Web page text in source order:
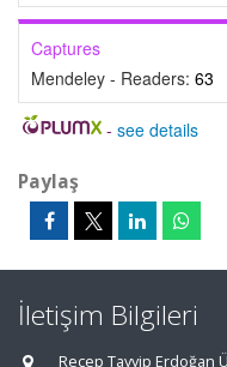
Captures
Mendeley - Readers: 63
- see details
Paylaş
İletişim Bilgileri
Recep Tayyip Erdoğan